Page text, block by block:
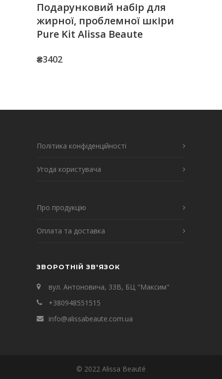
Подарунковий набір для
жирної, проблемної шкіри
Pure Kit Alissa Beaute
₴3402
Політика конфіденційності
Угода користувача
Про продукцію
Оплата та доставка
ЗВОРОТНІЙ ЗВ'ЯЗОК
вул. Антоновича, 33В, БЦ "Максим"
+380948551515
info@alissabeaute.com.ua
© 2022 Alissa Beauté